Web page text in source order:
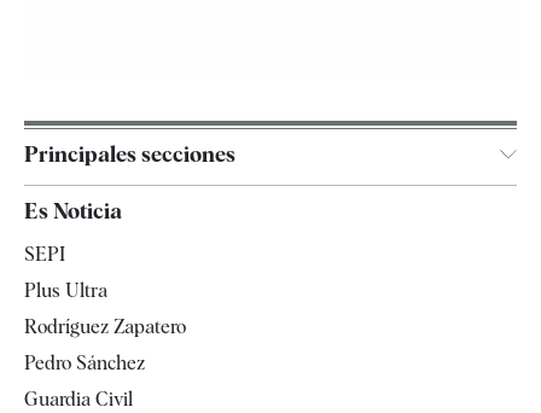
Principales secciones
España
Televisión
Es Noticia
SEPI
Plus Ultra
Rodríguez Zapatero
Pedro Sánchez
Guardia Civil